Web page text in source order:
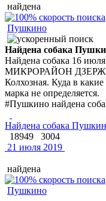
найдена
Пушкино
Найдена собака
Найдена собака 16
МИКРОРАЙОН
Колхозная. Куда в
марка не определяется.
#Пушкино найдена
Найдена собака
18949
3004
21 июля 2019
найдена
Пушкино